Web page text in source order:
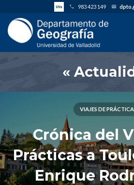
phone 983 423 149 email
«
Crónica del
Prácticas a
Enrique
VIAJES DE